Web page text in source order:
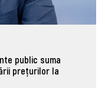
public suma
prețurilor la